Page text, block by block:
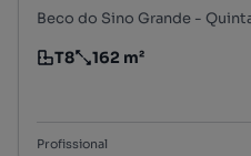
Tipologia
T8
Preço por metro quadrado
162 m²
Profissional